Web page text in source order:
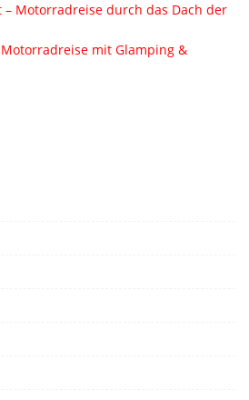
– Motorradreise durch das Dach der
Motorradreise mit Glamping &